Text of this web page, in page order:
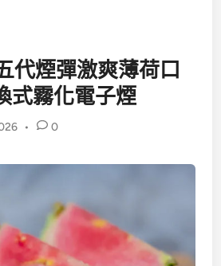
代煙彈激爽薄荷口
式霧化電子煙
• 0